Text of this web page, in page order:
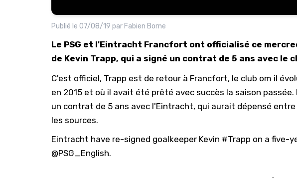
Publié le 07/08/19 par Fabien Borne
Le PSG et l'Eintracht Francfort ont officialisé ce
de Kevin Trapp, qui a signé un contrat de 5 ans avec le
C'est officiel, Trapp est de retour à Francfort, le club om il
en 2015 et où il avait été prêté avec succès la saison passée.
un contrat de 5 ans avec l'Eintracht, qui aurait dépensé
les sources.
Eintracht have re-signed goalkeeper Kevin #Trapp on a five-
@PSG_English.